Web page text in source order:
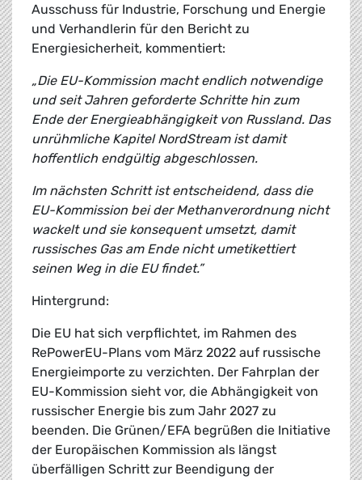
Ausschuss für Industrie, Forschung und Energie
und Verhandlerin für den Bericht zu
Energiesicherheit, kommentiert:
„Die EU-Kommission macht endlich notwendige
und seit Jahren geforderte Schritte hin zum
Ende der Energieabhängigkeit von Russland. Das
unrühmliche Kapitel NordStream ist damit
hoffentlich endgültig abgeschlossen.
Im nächsten Schritt ist entscheidend, dass die
EU-Kommission bei der Methanverordnung nicht
wackelt und sie konsequent umsetzt, damit
russisches Gas am Ende nicht umetikettiert
seinen Weg in die EU findet.”
Hintergrund:
Die EU hat sich verpflichtet, im Rahmen des
RePowerEU-Plans vom März 2022 auf russische
Energieimporte zu verzichten. Der Fahrplan der
EU-Kommission sieht vor, die Abhängigkeit von
russischer Energie bis zum Jahr 2027 zu
beenden. Die Grünen/EFA begrüßen die Initiative
der Europäischen Kommission als längst
überfälligen Schritt zur Beendigung der